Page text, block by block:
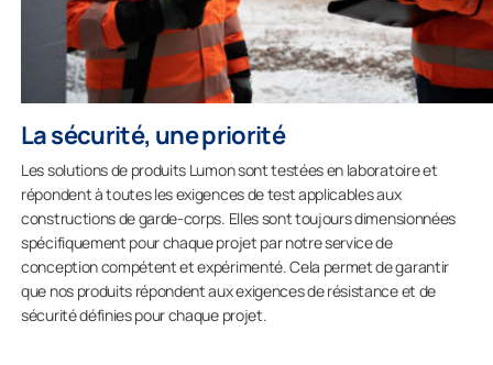
La sécurité, une priorité
Les solutions de produits Lumon sont testées en laboratoire et
répondent à toutes les exigences de test applicables aux
constructions de garde-corps. Elles sont toujours dimensionnées
spécifiquement pour chaque projet par notre service de
conception compétent et expérimenté. Cela permet de garantir
que nos produits répondent aux exigences de résistance et de
sécurité définies pour chaque projet.